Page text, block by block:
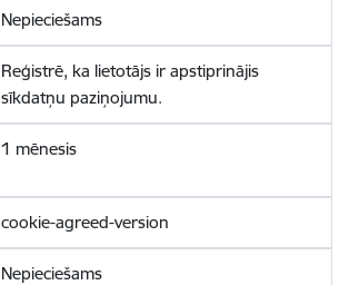
Nepieciešams
Reģistrē, ka lietotājs ir apstiprinājis
sīkdatņu paziņojumu.
1 mēnesis
cookie-agreed-version
Nepieciešams